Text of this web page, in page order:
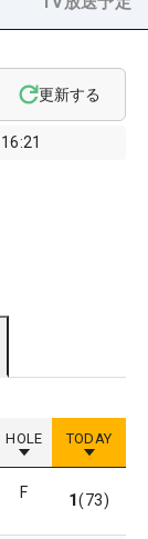
16:21
更新する
HOLE TODAY
F 1(73)